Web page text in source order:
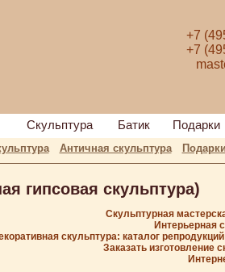
+7
+7
Скульптура Батик Подарки
Античная скульптура
гипсовая скульптура)
Скульптурная
Интерьерная
скульптура: каталог
Заказать изготовление